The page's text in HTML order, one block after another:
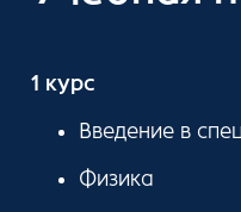
1 курс
Введение в
Физика